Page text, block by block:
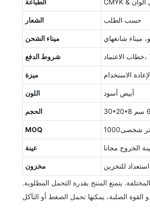
الطباعة
الشعار حسب الطلب
ميناء الشحن ميناء شانغهاي
شروط الدفع
ميزة الاستخدام
اللون أبيض أسود
الحجم
MOQ شخصى1000
عينة الخروج مجانا
مخزون
استعداد للتخزين
يتمتع المنتج بقدرة التحمل المطلوبة.